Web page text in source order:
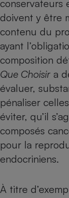
conservateurs
doivent y être
contenu du
ayant
composition
Que Choisir a
évaluer,
pénaliser
éviter, qu’il
composés
pour la
endocriniens.
À titre